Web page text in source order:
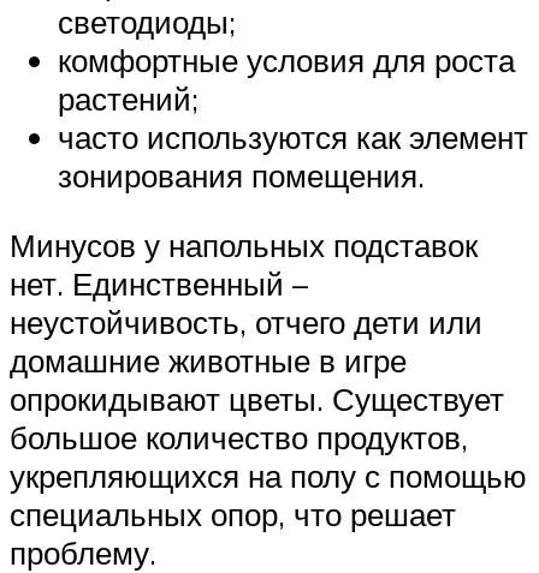
светодиоды;
комфортные условия для роста
растений;
часто используются как элемент
зонирования помещения.
Минусов у напольных подставок
нет. Единственный –
неустойчивость, отчего дети или
домашние животные в игре
опрокидывают цветы. Существует
большое количество продуктов,
укрепляющихся на полу с помощью
специальных опор, что решает
проблему.